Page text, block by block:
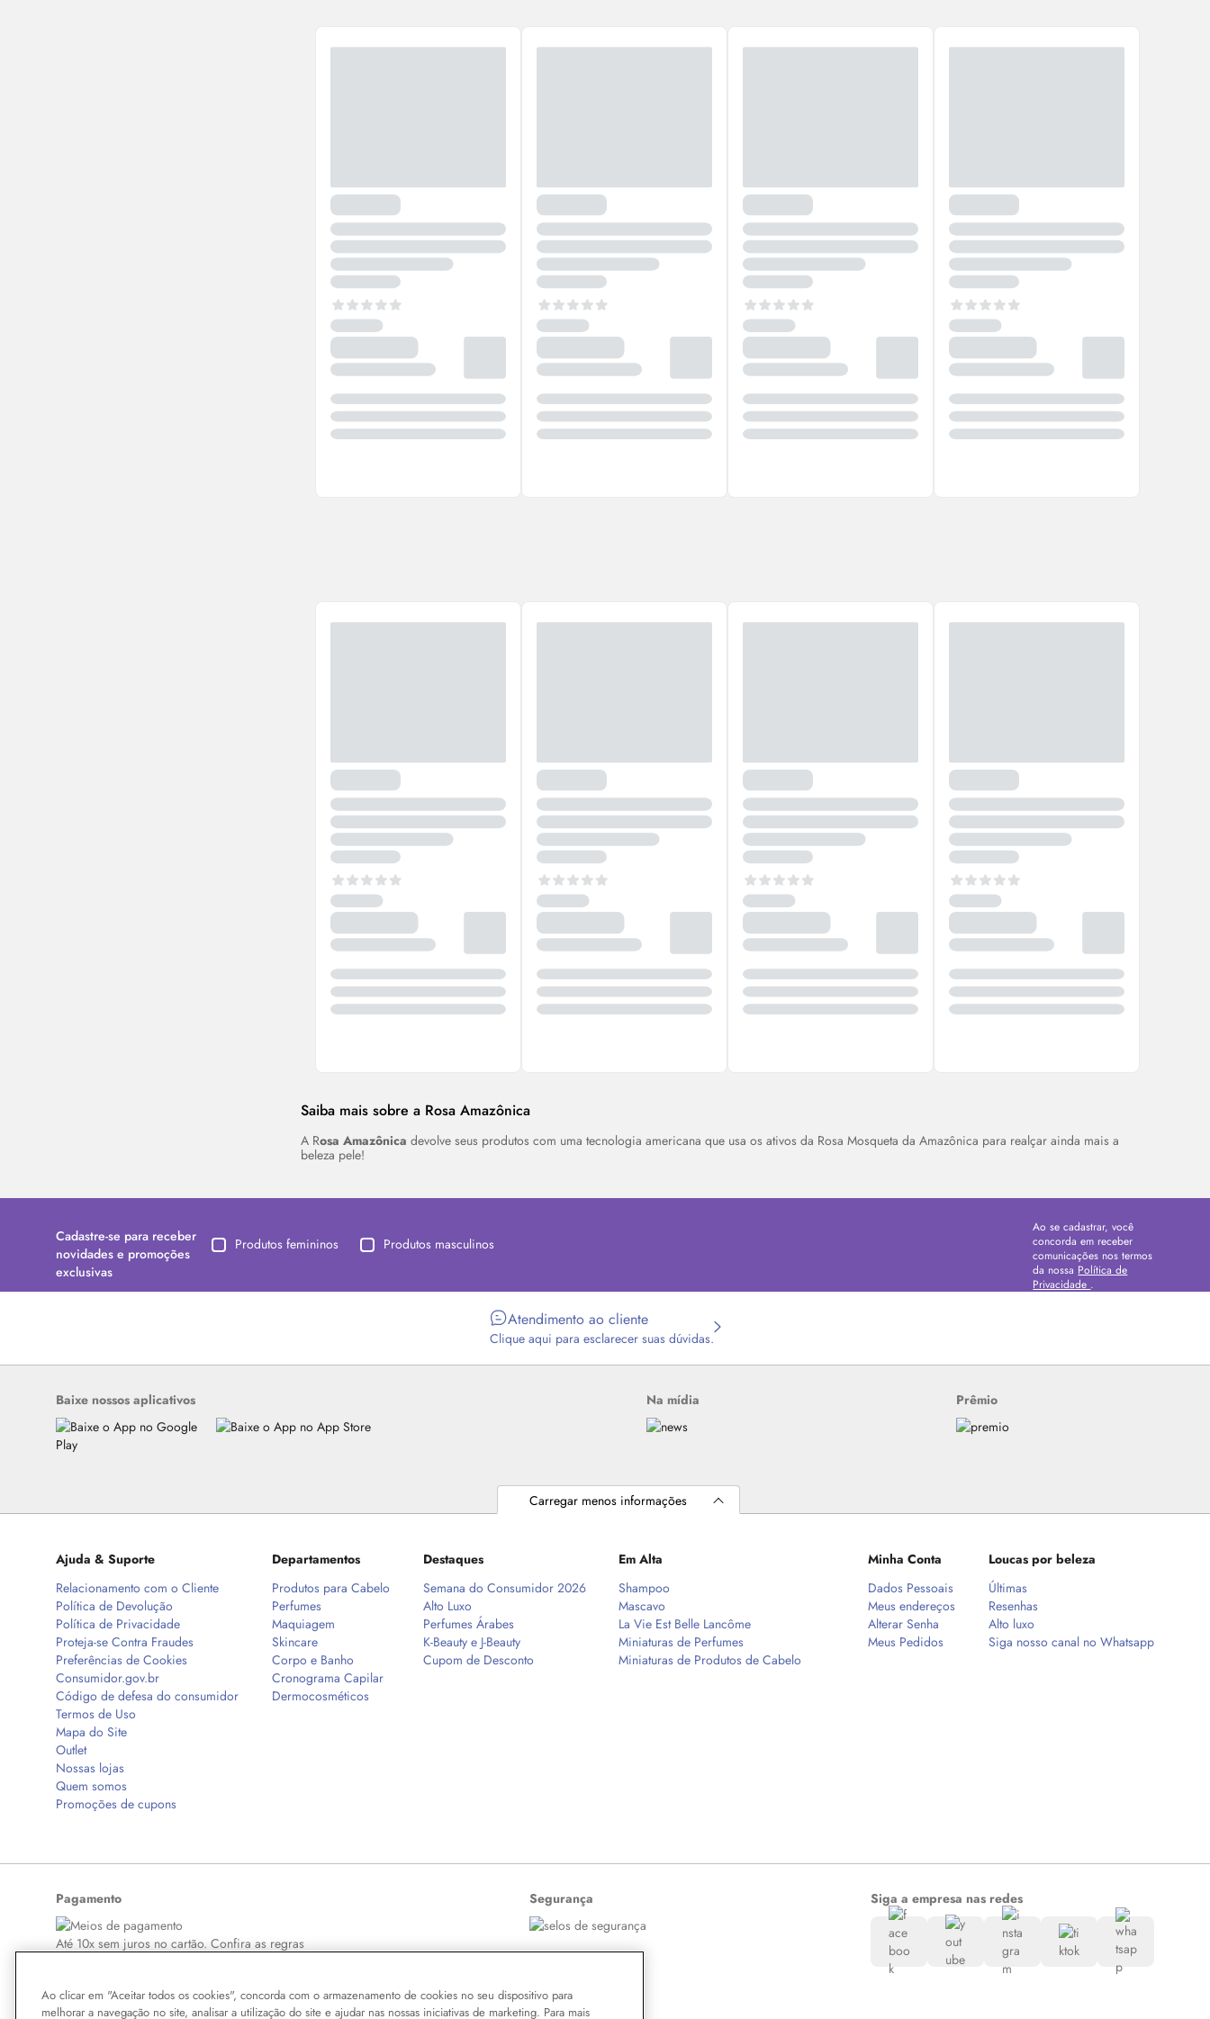
Saiba mais sobre a Rosa Amazônica
A Rosa Amazônica devolve seus produtos com uma tecnologia americana que usa os ativos da Rosa Mosqueta da Amazônica para realçar ainda mais a
beleza pele!
Cadastre-se para receber
novidades e promoções
exclusivas
Produtos femininos Produtos masculinos
Ao se cadastrar, você
concorda em receber
comunicações nos termos
da nossa Política de
Privacidade .
Atendimento ao cliente
Clique aqui para esclarecer suas dúvidas.
Baixe nossos aplicativos Na mídia Prêmio
Carregar menos informações
Ajuda & Suporte
Relacionamento com o Cliente
Política de Devolução
Política de Privacidade
Proteja-se Contra Fraudes
Preferências de Cookies
Consumidor.gov.br
Código de defesa do consumidor
Termos de Uso
Mapa do Site
Outlet
Nossas lojas
Quem somos
Promoções de cupons
Departamentos
Produtos para Cabelo
Perfumes
Maquiagem
Skincare
Corpo e Banho
Cronograma Capilar
Dermocosméticos
Destaques
Semana do Consumidor 2026
Alto Luxo
Perfumes Árabes
K-Beauty e J-Beauty
Cupom de Desconto
Em Alta
Shampoo
Mascavo
La Vie Est Belle Lancôme
Miniaturas de Perfumes
Miniaturas de Produtos de Cabelo
Minha Conta
Dados Pessoais
Meus endereços
Alterar Senha
Meus Pedidos
Loucas por beleza
Últimas
Resenhas
Alto luxo
Siga nosso canal no Whatsapp
Pagamento
Até 10x sem juros no cartão. Confira as regras
Segurança Siga a empresa nas redes
Ao clicar em "Aceitar todos os cookies", concorda com o armazenamento de cookies no seu dispositivo para
melhorar a navegação no site, analisar a utilização do site e ajudar nas nossas iniciativas de marketing. Para mais